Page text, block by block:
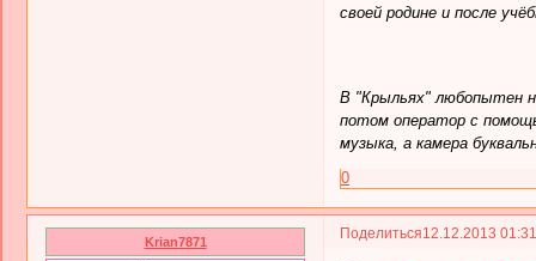
своей родине и после
В "Крыльях" любопытен
потом оператор с
музыка, а камера
0
Поделиться12.12.2013
Krian7871